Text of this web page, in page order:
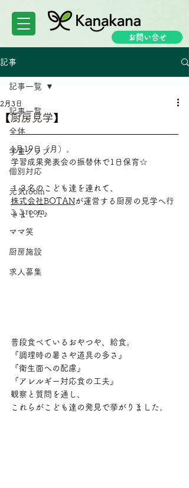
お問い合せ
記事
記事一覧
全体
学童クラブ
個別対応
元気room
ここroom
ママ笑
厨房施設
求人募集
記事一覧
【厨房見学】
2月3日
1月19日（月）。
学習成果発表会の振替休で1日保育☆
１３名のこども達を連れて、
株式会社BOTANが運営する厨房の見学へ行
きました♪
普段食べているおやつや、給食。
『調理時の暑さや道具の多さ』
『衛生面への配慮』
『アレルギー対応食の工夫』
観察と質問を通し、
これらがこども達の発見で挙がりました。